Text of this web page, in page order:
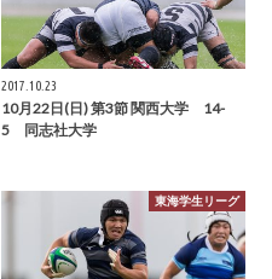
2017.10.23
10月22日(日) 第3節 関西大学 14-
5 同志社大学
東海学生リーグ